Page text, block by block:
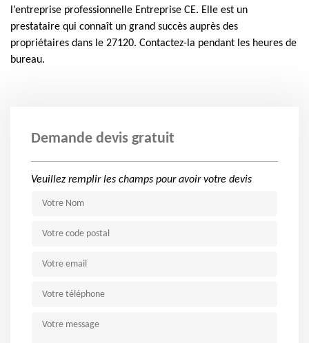
l’entreprise professionnelle Entreprise CE. Elle est un
prestataire qui connaît un grand succès auprès des
propriétaires dans le 27120. Contactez-la pendant les heures de
bureau.
Demande devis gratuit
Veuillez remplir les champs pour avoir votre devis